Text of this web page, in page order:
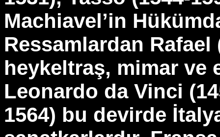
Machiavel’in
Ressamlardan Rafael
heykeltraş, mimar ve
Leonardo da Vinci
1564) bu devirde